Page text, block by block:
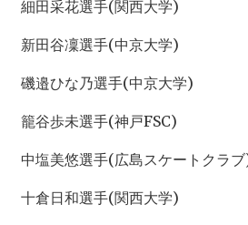
細田采花選手(関西大学)
新田谷凜選手(中京大学)
磯邉ひな乃選手(中京大学)
籠谷歩未選手(神戸FSC)
中塩美悠選手(広島スケートクラ
十倉日和選手(関西大学)